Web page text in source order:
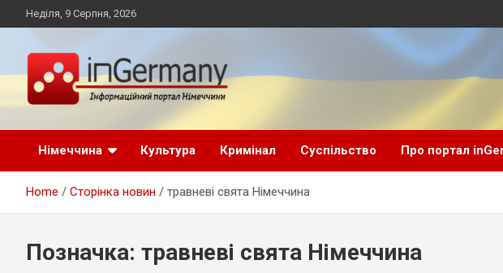
to
Неділя, 9 Серпня, 2026
inGermany.net
інформаційний
портал в Німеччині
Німеччини, українці в Німеччині
Німеччина
Культура Кримінал Суспільство Про портал
Home Сторінка новин травневі свята Німеччина
Позначка: травневі свята Німеччина